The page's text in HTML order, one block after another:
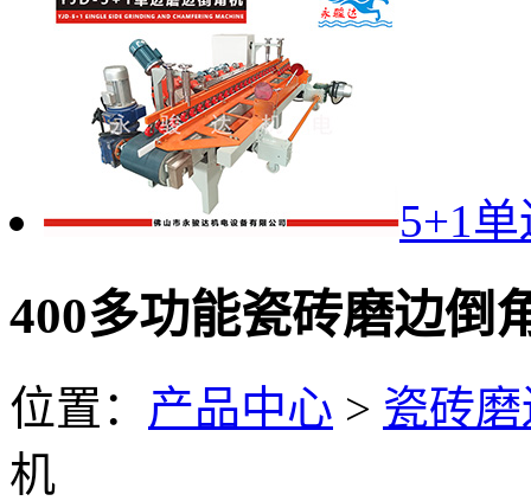
5+1
400多功能瓷砖磨边倒
位置： 产品中心 > 瓷砖
机